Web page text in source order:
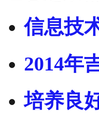
信息技
2014年
培养良